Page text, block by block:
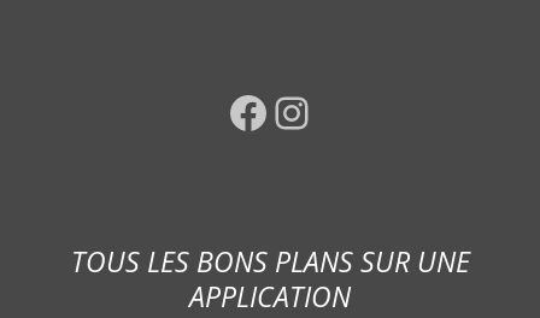
Facebook Instagram
TOUS LES BONS PLANS SUR UNE
APPLICATION